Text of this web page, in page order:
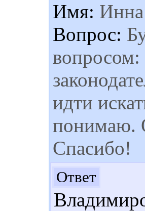
Имя:
Вопрос:
вопросом:
идти
понимаю.
Спасибо!
Ответ